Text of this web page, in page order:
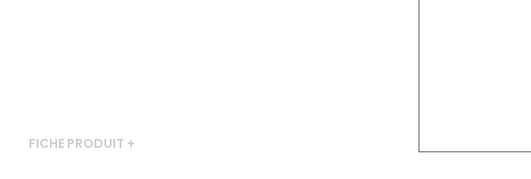
FICHE PRODUIT